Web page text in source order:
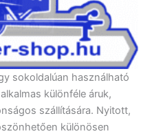
sokoldalúan használható
különféle áruk,
szállítására. Nyitott,
különösen